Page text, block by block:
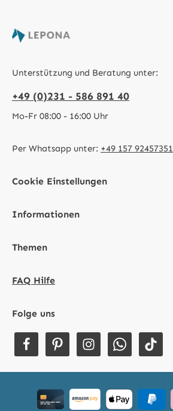
Unterstützung und Beratung unter:
+49 (0)231 - 586 891 40
Mo-Fr 08:00 - 16:00 Uhr
Per Whatsapp unter: +49 157 92457351
Cookie Einstellungen
Informationen
Themen
FAQ Hilfe
Folge uns